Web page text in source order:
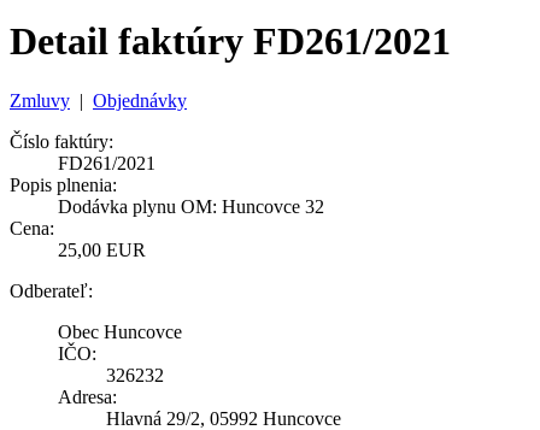
Detail faktúry FD261/2021
Zmluvy | Objednávky
Číslo faktúry:
FD261/2021
Popis plnenia:
Dodávka plynu OM: Huncovce 32
Cena:
25,00 EUR
Odberateľ:
Obec Huncovce
IČO:
326232
Adresa:
Hlavná 29/2, 05992 Huncovce